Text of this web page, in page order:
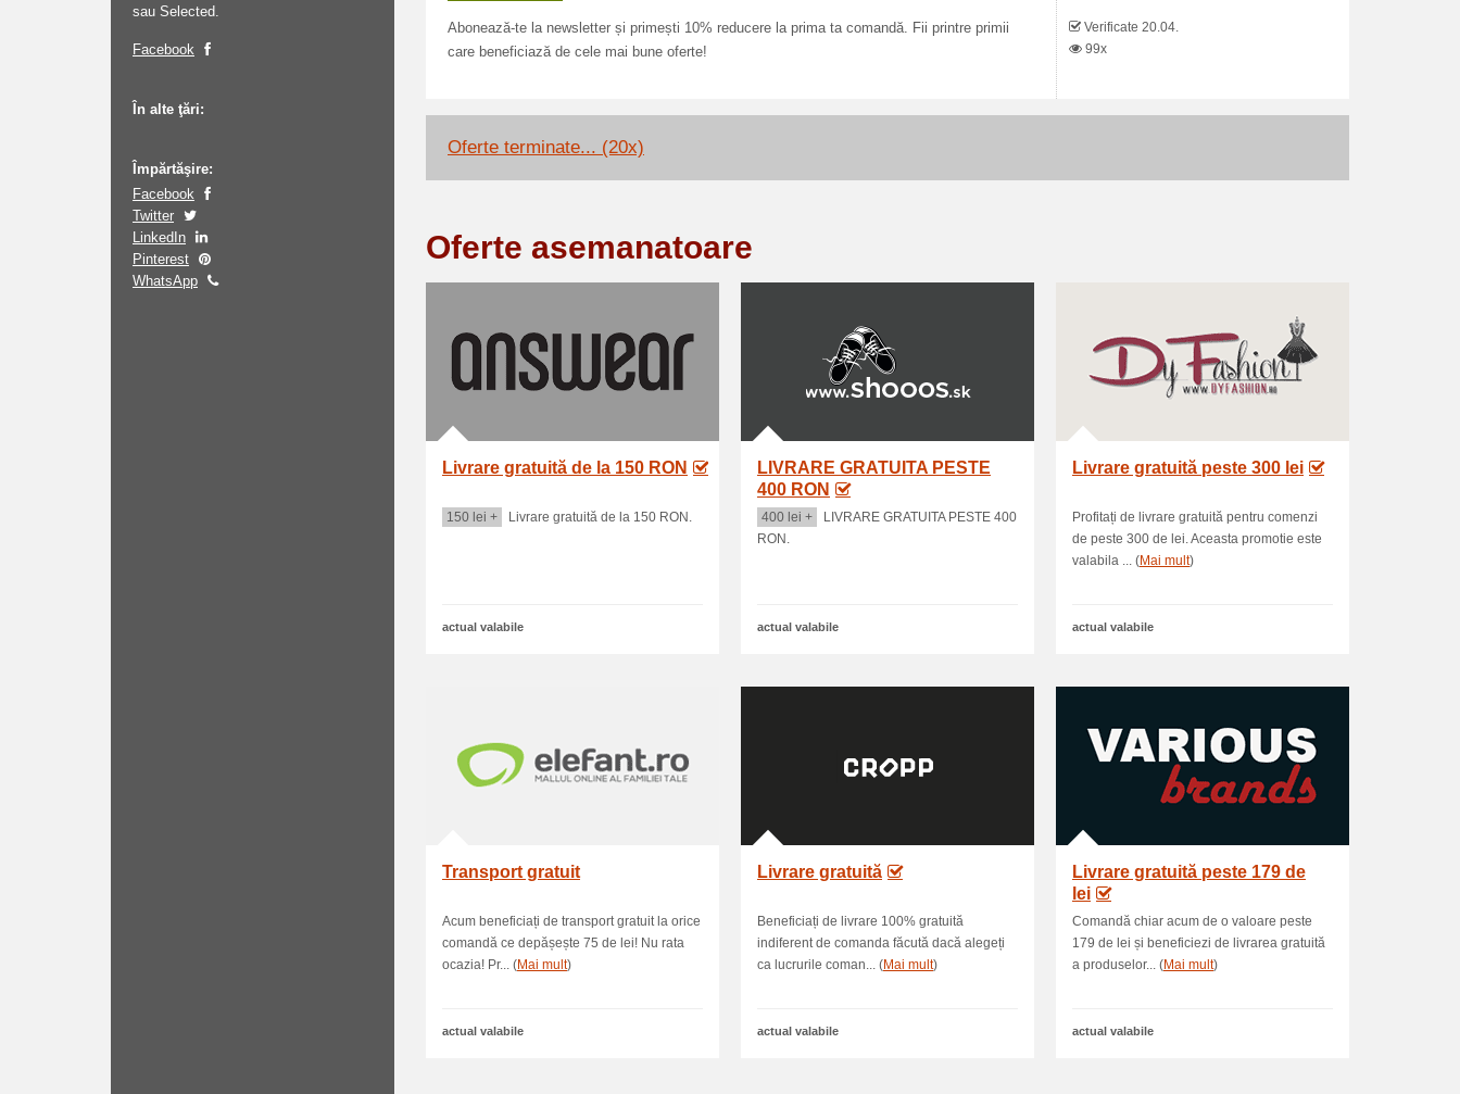
sau Selected.
Facebook
În alte ţări:
Împărtăşire:
Facebook
Twitter
LinkedIn
Pinterest
WhatsApp
Abonează-te la newsletter și primești 10% reducere la prima ta comandă. Fii printre primii
care beneficiază de cele mai bune oferte!
Verificate 20.04.
99x
Oferte terminate... (20x)
Oferte asemanatoare
Livrare gratuită de la 150 RON
150 lei + Livrare gratuită de la 150 RON.
actual valabile
LIVRARE GRATUITA PESTE
400 RON
400 lei +
LIVRARE GRATUITA PESTE 400
RON.
actual valabile
Livrare gratuită peste 300 lei
Profitați de livrare gratuită pentru comenzi
de peste 300 de lei. Aceasta promotie este
valabila ... (Mai mult)
actual valabile
Transport gratuit
Acum beneficiați de transport gratuit la orice
comandă ce depășește 75 de lei! Nu rata
ocazia! Pr... (Mai mult)
actual valabile
Livrare gratuită
Beneficiați de livrare 100% gratuită
indiferent de comanda făcută dacă alegeți
ca lucrurile coman... (Mai mult)
actual valabile
Livrare gratuită peste 179 de
lei
Comandă chiar acum de o valoare peste
179 de lei și beneficiezi de livrarea gratuită
a produselor... (Mai mult)
actual valabile